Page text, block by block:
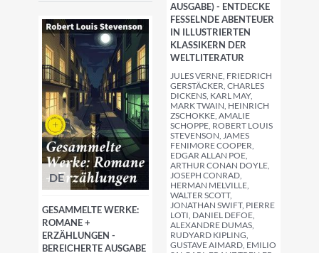
AUSGABE) - ENTDECKE
FESSELNDE ABENTEUER
IN ILLUSTRIERTEN
KLASSIKERN DER
WELTLITERATUR
JULES VERNE, FRIEDRICH
GERSTÄCKER, CHARLES
DICKENS, KARL MAY,
MARK TWAIN, HEINRICH
ZSCHOKKE, AMALIE
SCHOPPE, ROBERT LOUIS
STEVENSON, JAMES
FENIMORE COOPER,
EDGAR ALLAN POE,
ARTHUR CONAN DOYLE,
JOSEPH CONRAD,
HERMAN MELVILLE,
WALTER SCOTT,
JONATHAN SWIFT, PIERRE
LOTI, DANIEL DEFOE,
ALEXANDRE DUMAS,
RUDYARD KIPLING,
GUSTAVE AIMARD, EMILIO
DE
GESAMMELTE WERKE:
ROMANE +
ERZÄHLUNGEN -
BEREICHERTE AUSGABE